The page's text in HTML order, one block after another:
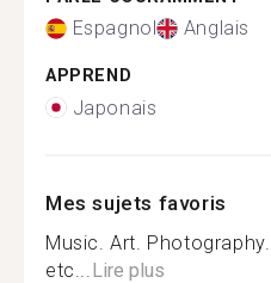
Espagnol Anglais
APPREND
Japonais
Mes sujets favoris
Music. Art.
etc... Lire plus